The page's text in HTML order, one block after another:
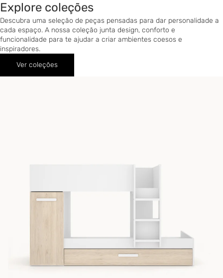
Explore coleções
Descubra uma seleção de peças pensadas para dar personalidade a
cada espaço. A nossa coleção junta design, conforto e
funcionalidade para te ajudar a criar ambientes coesos e
inspiradores.
Ver coleções